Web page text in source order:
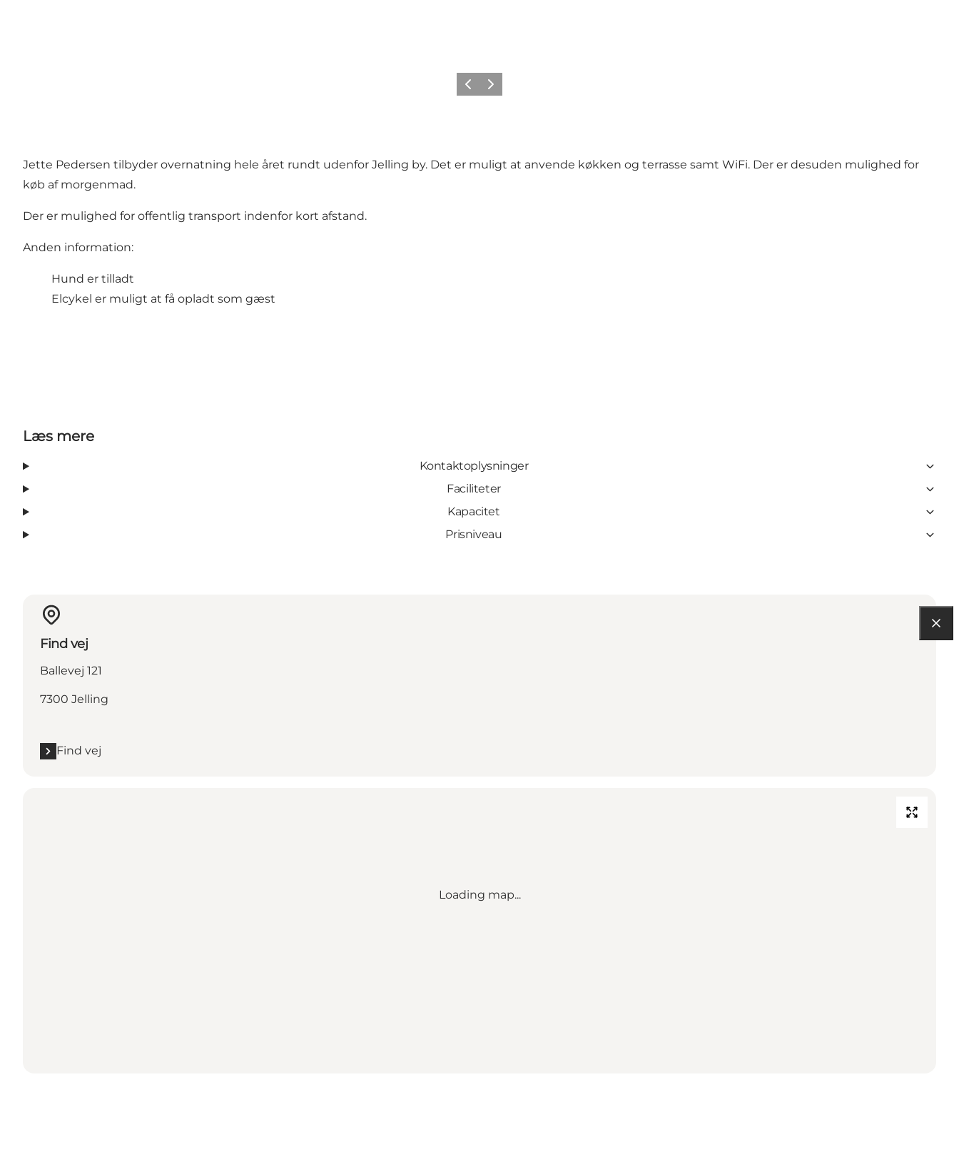
ForrigeNæste
Jette Pedersen tilbyder overnatning hele året rundt udenfor Jelling by. Det er muligt at anvende køkken og terrasse samt WiFi. Der er desuden mulighed for
køb af morgenmad.
Der er mulighed for offentlig transport indenfor kort afstand.
Anden information:
Hund er tilladt
Elcykel er muligt at få opladt som gæst
Læs mere
Kontaktoplysninger
Faciliteter
Kapacitet
Prisniveau
Find vej
Ballevej 121
7300 Jelling
Find vej
Loading map...